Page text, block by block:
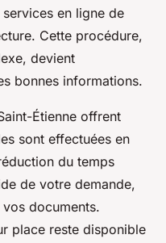
en ligne de
Cette procédure,
devient
bonnes informations.
Étienne offrent
sont effectuées en
du temps
de votre demande,
documents.
place reste disponible